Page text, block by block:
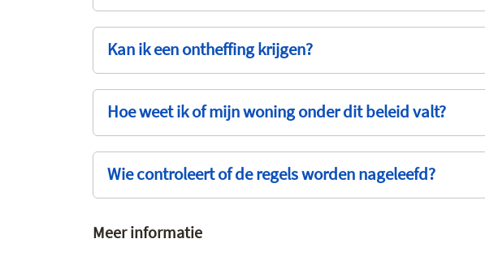
Kan ik een ontheffing krijgen?
Hoe weet ik of mijn woning onder dit beleid valt?
Wie controleert of de regels worden nageleefd?
Meer informatie